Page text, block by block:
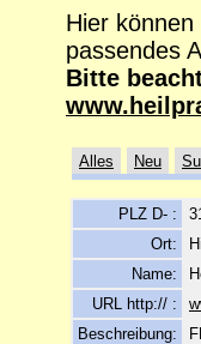
Hier
passendes
Bitte
Alles Neu
PLZ D- :
Ort:
Name:
URL http:// :
Beschreibung: